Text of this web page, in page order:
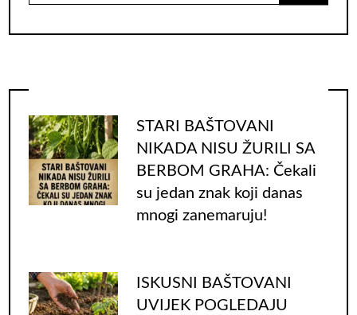
STARI BAŠTOVANI
NIKADA NISU ŽURILI SA
BERBOM GRAHA: Čekali
su jedan znak koji danas
mnogi zanemaruju!
ISKUSNI BAŠTOVANI
UVIJEK POGLEDAJU